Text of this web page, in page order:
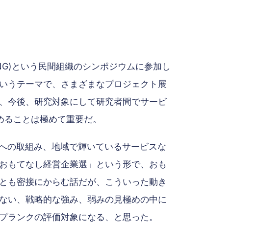
という民間組織のシンポジウムに参加し
うテーマで、さまざまなプロジェクト展
今後、研究対象にして研究者間でサービ
ことは極めて重要だ。
の取組み、地域で輝いているサービスな
もてなし経営企業選」という形で、おも
も密接にからむ話だが、こういった動き
い、戦略的な強み、弱みの見極めの中に
ンクの評価対象になる、と思った。